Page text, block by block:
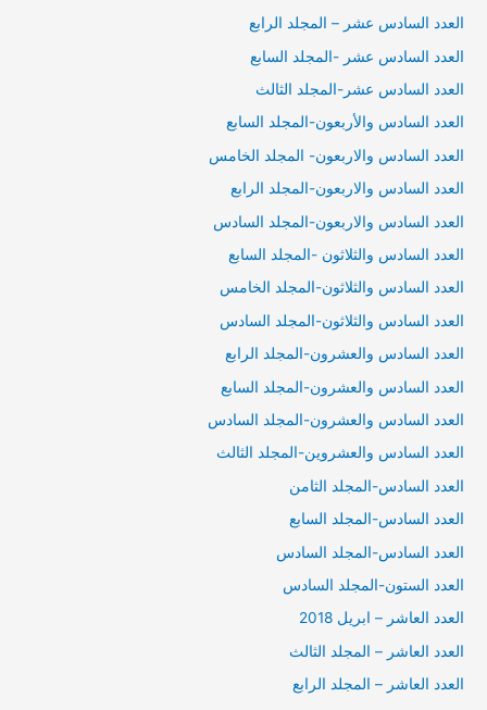
العدد السادس عشر – المجلد الرابع
العدد السادس عشر -المجلد السابع
العدد السادس عشر-المجلد الثالث
العدد السادس والأربعون-المجلد السابع
العدد السادس والاربعون- المجلد الخامس
العدد السادس والاربعون-المجلد الرابع
العدد السادس والاربعون-المجلد السادس
العدد السادس والثلاثون -المجلد السابع
العدد السادس والثلاثون-المجلد الخامس
العدد السادس والثلاثون-المجلد السادس
العدد السادس والعشرون-المجلد الرابع
العدد السادس والعشرون-المجلد السابع
العدد السادس والعشرون-المجلد السادس
العدد السادس والعشروين-المجلد الثالث
العدد السادس-المجلد الثامن
العدد السادس-المجلد السابع
العدد السادس-المجلد السادس
العدد الستون-المجلد السادس
العدد العاشر – ابريل 2018
العدد العاشر – المجلد الثالث
العدد العاشر – المجلد الرابع